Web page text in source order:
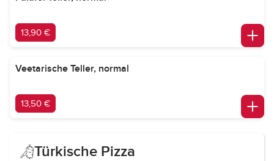
13,90 €
Veetarische Teller, normal
13,50 €
Türkische Pizza